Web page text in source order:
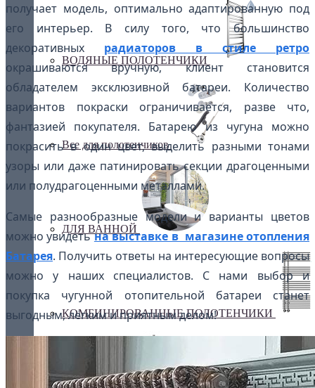
ВОДЯНЫЕ ПОЛОТЕНЧИКИ
Все для полотенчиков
ДЛЯ ВАННОЙ
КОМБИНИРОВАННЫЕ ПОЛОТЕНЧИКИ
получает модель, оптимально адаптированную под
его интерьер. В силу того, что большинство
декоративных радиаторов в стиле ретро
окрашиваются вручную, клиент становится
обладателем эксклюзивной батареи. Количество
вариантов покраски ограничивается, разве что,
фантазией покупателя. Батарею из чугуна можно
покрасить в один цвет, выделить разными тонами
узоры или даже патинировать секции драгоценными
или полудрагоценными металлами.
Самые разнообразные модели и варианты цветов
можно увидетьна выставке в магазине отопления
Батарея. Получить ответы на интересующие вопросы
можно у наших специалистов. С нами выбор и
покупка чугунной отопительной батареи станет
выгодным, лёгким и приятным делом!